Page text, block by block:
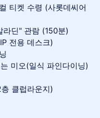
티켓 수령 (사롯데씨어
라딘" 관람 (150분)
전용 데스크)
미오(일식 파인다이닝)
클럽라운지)